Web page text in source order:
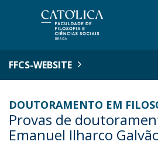
FFCS-WEBSITE
DOUTORAMENTO EM
Provas de
Emanuel Ilharco